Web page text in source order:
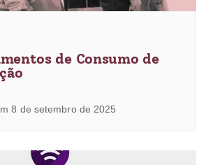
de Consumo de
8 de setembro de 2025